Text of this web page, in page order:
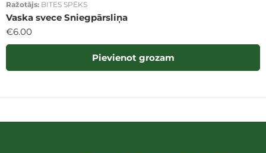
Ražotājs: BITES SPĒKS
Vaska svece Sniegpārsliņa
€6.00
Pievienot grozam